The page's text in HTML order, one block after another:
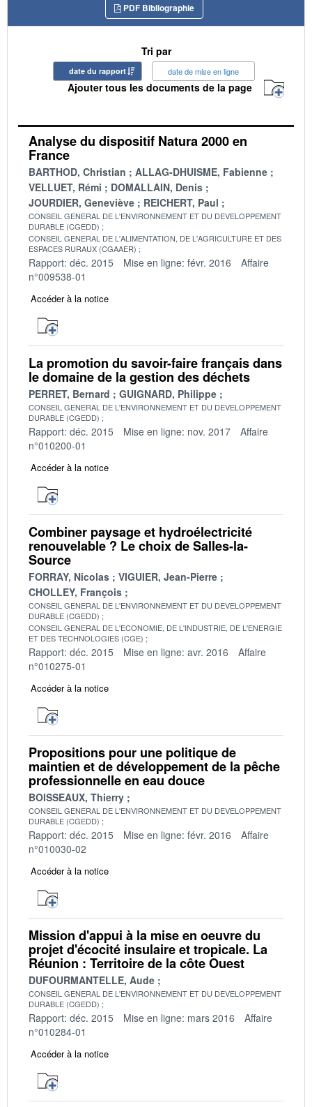
PDF Bibliographie
Tri par
date du rapport date de mise en ligne
Ajouter tous les documents de la page
Analyse du dispositif Natura 2000 en
France
BARTHOD, Christian
ALLAG-DHUISME, Fabienne
VELLUET, Rémi
DOMALLAIN, Denis
JOURDIER, Geneviève
REICHERT, Paul
CONSEIL GENERAL DE L'ENVIRONNEMENT ET DU DEVELOPPEMENT
DURABLE (CGEDD)
CONSEIL GENERAL DE L'ALIMENTATION, DE L'AGRICULTURE ET DES
ESPACES RURAUX (CGAAER)
Rapport: déc. 2015 Mise en ligne: févr. 2016
Affaire
n°009538-01
Accéder à la notice
La promotion du savoir-faire français dans
le domaine de la gestion des déchets
PERRET, Bernard GUIGNARD, Philippe
CONSEIL GENERAL DE L'ENVIRONNEMENT ET DU DEVELOPPEMENT
DURABLE (CGEDD)
Rapport: déc. 2015 Mise en ligne: nov. 2017
Affaire
n°010200-01
Accéder à la notice
Combiner paysage et hydroélectricité
renouvelable ? Le choix de Salles-la-
Source
FORRAY, Nicolas
VIGUIER, Jean-Pierre
CHOLLEY, François
CONSEIL GENERAL DE L'ENVIRONNEMENT ET DU DEVELOPPEMENT
DURABLE (CGEDD)
CONSEIL GENERAL DE L'ECONOMIE, DE L'INDUSTRIE, DE L'ENERGIE
ET DES TECHNOLOGIES (CGE)
Rapport: déc. 2015 Mise en ligne: avr. 2016
Affaire
n°010275-01
Accéder à la notice
Propositions pour une politique de
maintien et de développement de la pêche
professionnelle en eau douce
BOISSEAUX, Thierry
CONSEIL GENERAL DE L'ENVIRONNEMENT ET DU DEVELOPPEMENT
DURABLE (CGEDD)
Rapport: déc. 2015 Mise en ligne: févr. 2016
Affaire
n°010030-02
Accéder à la notice
Mission d'appui à la mise en oeuvre du
projet d'écocité insulaire et tropicale. La
Réunion : Territoire de la côte Ouest
DUFOURMANTELLE, Aude
CONSEIL GENERAL DE L'ENVIRONNEMENT ET DU DEVELOPPEMENT
DURABLE (CGEDD)
Rapport: déc. 2015 Mise en ligne: mars 2016
Affaire
n°010284-01
Accéder à la notice